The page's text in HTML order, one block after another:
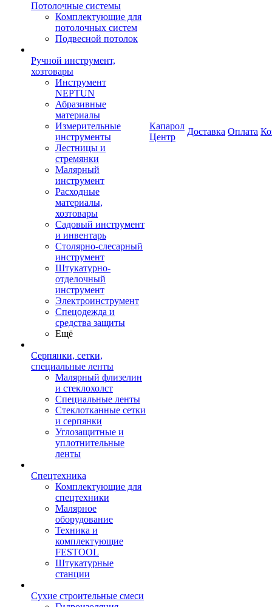
Потолочные системы
Комплектующие для
потолочных систем
Подвесной потолок
Ручной инструмент,
хозтовары
Инструмент
NEPTUN
Абразивные
материалы
Измерительные
инструменты
Лестницы и
стремянки
Малярный
инструмент
Расходные
материалы,
хозтовары
Садовый инструмент
и инвентарь
Столярно-слесарный
инструмент
Штукатурно-
отделочный
инструмент
Электроинструмент
Спецодежда и
средства защиты
Ещё
Серпянки, сетки,
специальные ленты
Малярный флизелин
и стеклохолст
Специальные ленты
Стеклотканные сетки
и серпянки
Углозащитные и
уплотнительные
ленты
Спецтехника
Комплектующие для
спецтехники
Малярное
оборудование
Техника и
комплектующие
FESTOOL
Штукатурные
станции
Сухие строительные смеси
Капарол
Центр
Доставка Оплата